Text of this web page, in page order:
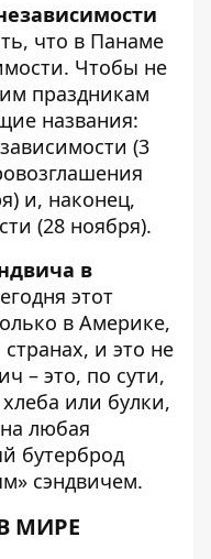
что в Панаме
Чтобы не
праздникам
названия:
(3
и, наконец,
(28 ноября).
в
этот
в Америке,
и это не
– это, по сути,
или булки,
любая
бутерброд
сэндвичем.
МИРЕ